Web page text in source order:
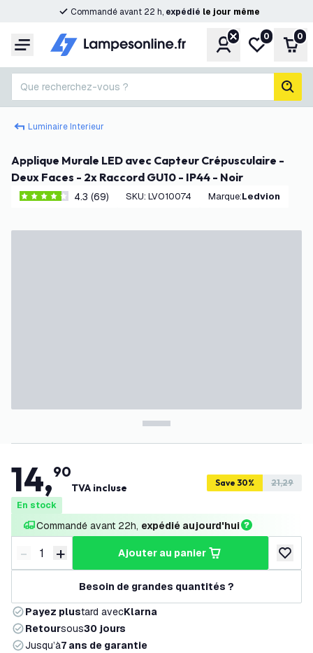
Commandé avant 22 h, expédié le jour même
Menu CompteMa liste de
0 0
Que recherchez-vous ?
Luminaire Interieur
Applique Murale LED avec Capteur Crépusculaire -
Deux Faces - 2x Raccord GU10 - IP44 - Noir
4.3 étoiles de notation
4.3 (69) SKU: LVO10074 Marque: Ledvion
14,90
TVA incluse Save 30% 21,29
En stock
Commandé avant 22h, expédié aujourd'hui
Diminuer la quantité
- Augmenter la quantité
+ ajouter au panier
Besoin de grandes quantités ?
Payez plustard avecKlarna
Retoursous30 jours
Jusqu’à7 ans de garantie